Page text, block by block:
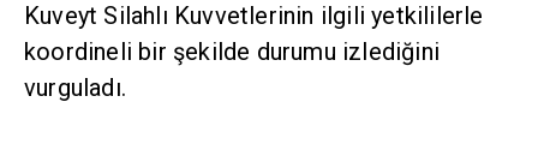
Kuveyt Silahlı Kuvvetlerinin ilgili yetkililerle
koordineli bir şekilde durumu izlediğini
vurguladı.